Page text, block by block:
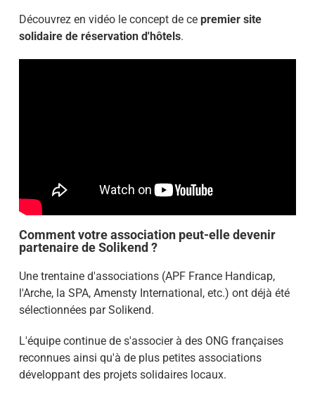
Découvrez en vidéo le concept de ce premier site
solidaire de réservation d'hôtels.
Comment votre association peut-elle devenir
partenaire de Solikend ?
Une trentaine d'associations (APF France Handicap,
l'Arche, la SPA, Amensty International, etc.) ont déjà été
sélectionnées par Solikend.
L'équipe continue de s'associer à des ONG françaises
reconnues ainsi qu'à de plus petites associations
développant des projets solidaires locaux.